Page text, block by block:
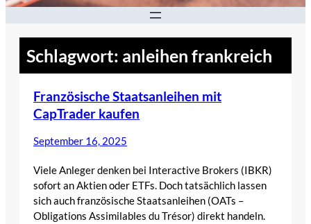
Schlagwort: anleihen frankreich
Französische Staatsanleihen mit
CapTrader kaufen
September 16, 2025
Viele Anleger denken bei Interactive Brokers (IBKR)
sofort an Aktien oder ETFs. Doch tatsächlich lassen
sich auch französische Staatsanleihen (OATs –
Obligations Assimilables du Trésor) direkt handeln.